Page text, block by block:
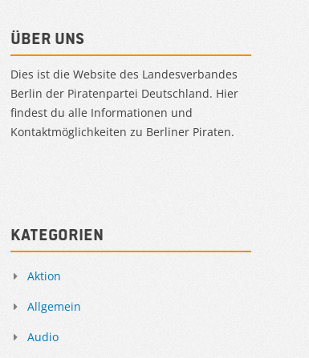
Über uns
Dies ist die Website des Landesverbandes
Berlin der Piratenpartei Deutschland. Hier
findest du alle Informationen und
Kontaktmöglichkeiten zu Berliner Piraten.
Kategorien
Aktion
Allgemein
Audio